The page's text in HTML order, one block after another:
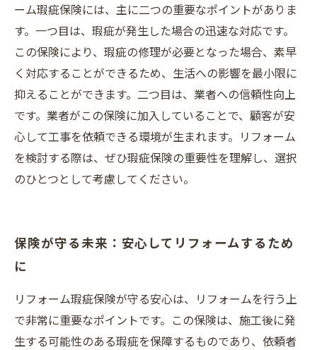
ーム瑕疵保険には、主に二つの重要なポイントがありま
す。一つ目は、瑕疵が発生した場合の迅速な対応です。
この保険により、瑕疵の修理が必要となった場合、素早
く対応することができるため、生活への影響を最小限に
抑えることができます。二つ目は、業者への信頼性向上
です。業者がこの保険に加入していることで、顧客が安
心して工事を依頼できる環境が生まれます。リフォーム
を検討する際は、ぜひ瑕疵保険の重要性を理解し、選択
のひとつとして考慮してください。
保険が守る未来：安心してリフォームするため
に
リフォーム瑕疵保険が守る安心は、リフォームを行う上
で非常に重要なポイントです。この保険は、施工後に発
生する可能性のある瑕疵を保障するものであり、依頼者